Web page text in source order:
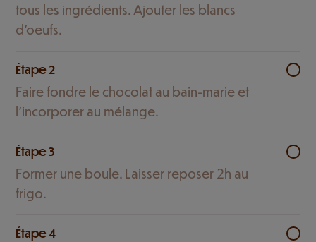
tous les ingrédients. Ajouter les blancs
d’oeufs.
Étape 2
Faire fondre le chocolat au bain-marie et
l’incorporer au mélange.
Étape 3
Former une boule. Laisser reposer 2h au
frigo.
Étape 4